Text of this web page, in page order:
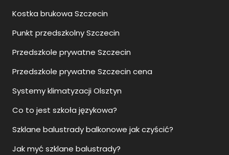
Kostka brukowa Szczecin
Punkt przedszkolny Szczecin
Przedszkole prywatne Szczecin
Przedszkole prywatne Szczecin cena
Systemy klimatyzacji Olsztyn
Co to jest szkoła językowa?
Szklane balustrady balkonowe jak czyścić?
Jak myć szklane balustrady?